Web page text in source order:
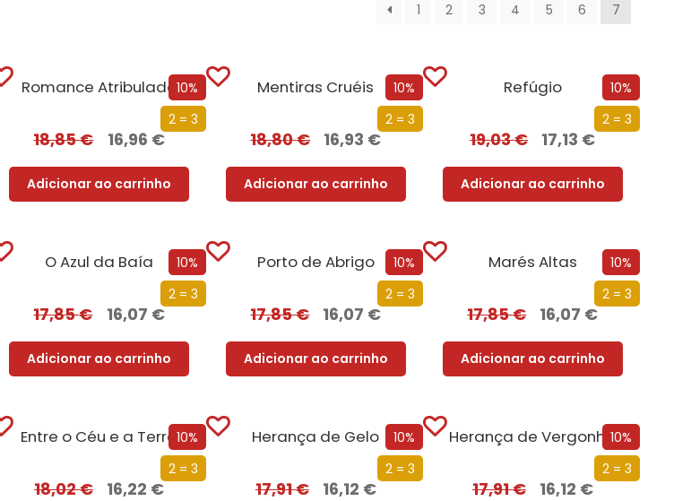
1 2 3 4 5 6 7
10%
2 = 3
Romance Atribulado
18,85€ 16,96 €
Adicionar ao carrinho
10%
2 = 3
Mentiras Cruéis
18,80€ 16,93 €
Adicionar ao carrinho
10%
2 = 3
Refúgio
19,03€ 17,13 €
Adicionar ao carrinho
10%
2 = 3
O Azul da Baía
17,85€ 16,07 €
Adicionar ao carrinho
10%
2 = 3
Porto de Abrigo
17,85€ 16,07 €
Adicionar ao carrinho
10%
2 = 3
Marés Altas
17,85€ 16,07 €
Adicionar ao carrinho
10%
2 = 3
Entre o Céu e a Terra
18,02€ 16,22 €
10%
2 = 3
Herança de Gelo
17,91€ 16,12 €
10%
2 = 3
Herança de Vergonha
17,91€ 16,12 €